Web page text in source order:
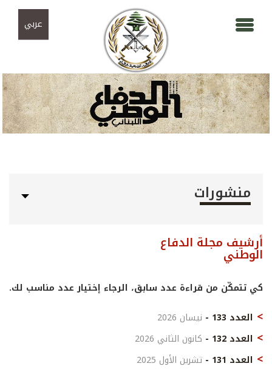
عربي
منشورات
أرشيف مجلة الدفاع
الوطني
كي تتمكّن من قراءة عدد سابق، الرجاء إختيار عدد مناسب لك.
العدد 133 -
نيسان 2026
العدد 132 -
كانون الثاني 2026
العدد 131 -
تشرين الأول 2025